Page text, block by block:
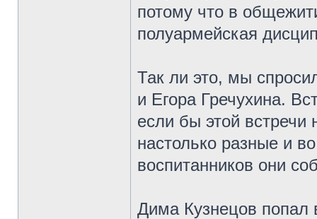
потому что в
полуармейская
Так ли это, мы
и Егора Гречухина.
если бы этой
настолько разные и
воспитанников они
Дима Кузнецов попал